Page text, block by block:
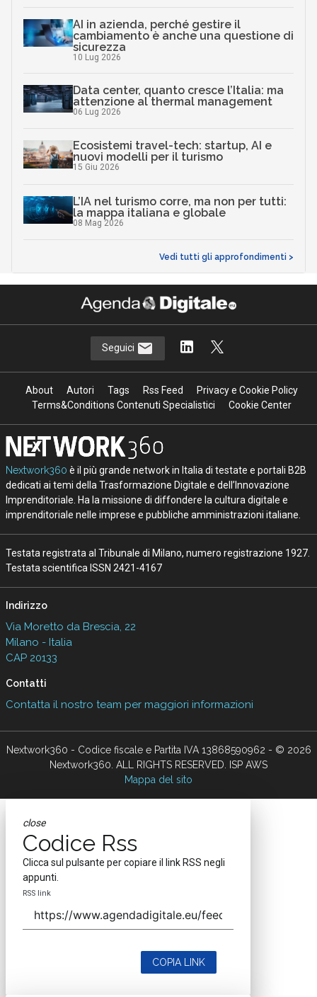
AI in azienda, perché gestire il
cambiamento è anche una questione di
sicurezza
10 Lug 2026
Data center, quanto cresce l’Italia: ma
attenzione al thermal management
06 Lug 2026
Ecosistemi travel-tech: startup, AI e
nuovi modelli per il turismo
15 Giu 2026
L’IA nel turismo corre, ma non per tutti:
la mappa italiana e globale
08 Mag 2026
Vedi tutti gli approfondimenti >
Seguici
About Autori Tags Rss Feed
Privacy e Cookie Policy
Terms&Conditions Contenuti Specialistici
Cookie Center
Nextwork360 è il più grande network in Italia di testate e portali B2B
dedicati ai temi della Trasformazione Digitale e dell’Innovazione
Imprenditoriale. Ha la missione di diffondere la cultura digitale e
imprenditoriale nelle imprese e pubbliche amministrazioni italiane.
Testata registrata al Tribunale di Milano, numero registrazione 1927.
Testata scientifica ISSN 2421-4167
Indirizzo
Via Moretto da Brescia, 22
Milano - Italia
CAP 20133
Contatti
Contatta il nostro team per maggiori informazioni
Nextwork360 - Codice fiscale e Partita IVA 13868590962 - © 2026
Nextwork360. ALL RIGHTS RESERVED. ISP AWS
Mappa del sito
close
Codice Rss
Clicca sul pulsante per copiare il link RSS negli
appunti.
RSS link
COPIA LINK